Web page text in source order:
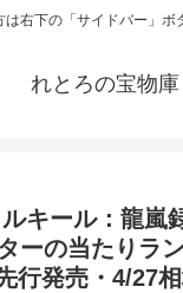
は右下の「サイドバー」ボ
れとろの宝物庫
ルキール：龍
ーの当たりラ
行発売・4/27相